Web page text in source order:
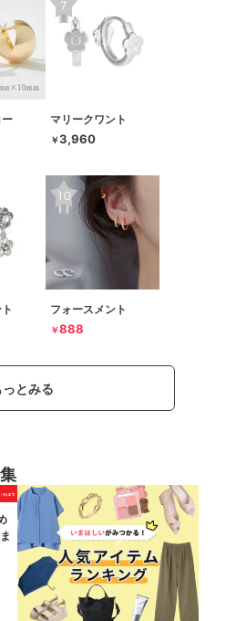
マリークワント
￥3,960
フォースメント
￥888
っとみる